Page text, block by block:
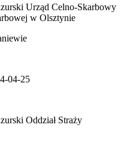
Urząd Celno-Skarbowy
w Olsztynie
04-25
Oddział Straży